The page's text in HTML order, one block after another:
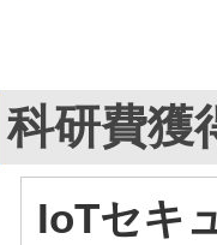
科研費獲
IoTセキ